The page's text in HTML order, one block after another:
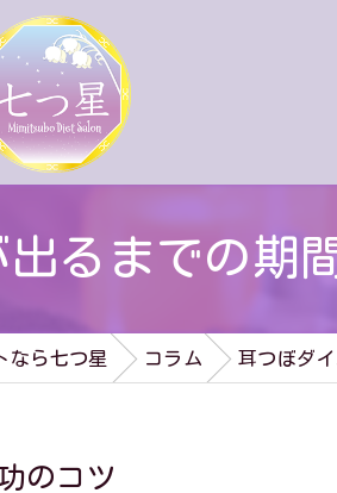
るまでの期
なら七つ星 コラム 耳つぼダ
のコツ